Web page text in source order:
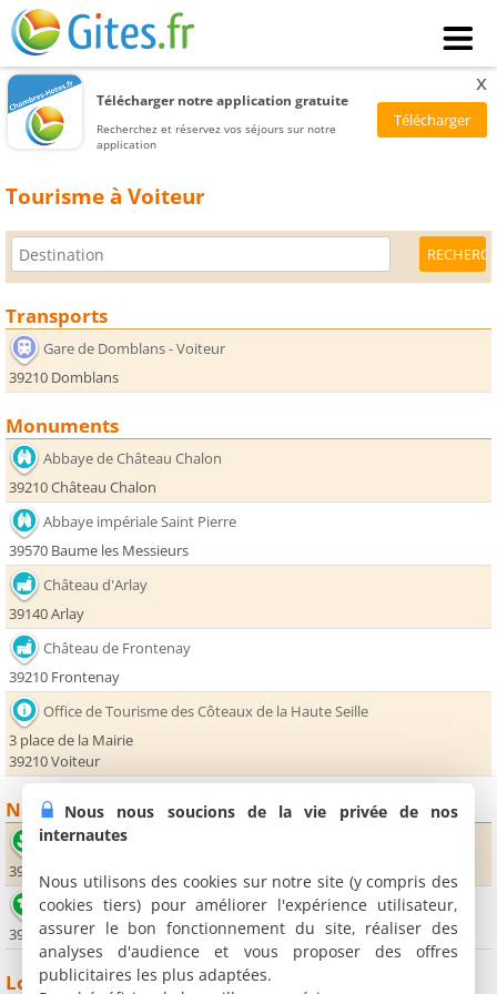
Télécharger notre application gratuite
Recherchez et réservez vos séjours sur notre
application
x
Tourisme à Voiteur
Transports
Gare de Domblans - Voiteur
39210 Domblans
Monuments
Abbaye de Château Chalon
39210 Château Chalon
Abbaye impériale Saint Pierre
39570 Baume les Messieurs
Château d'Arlay
39140 Arlay
Château de Frontenay
39210 Frontenay
Office de Tourisme des Côteaux de la Haute Seille
3 place de la Mairie
39210 Voiteur
Nature
Reculée de Baume
39210 Baume-les-Messieurs
Cascade des Tufs
39210 Baume-les-Messieurs
Loisirs
Nous nous soucions de la vie privée de nos
internautes
Nous utilisons des cookies sur notre site (y compris des
cookies tiers) pour améliorer l'expérience utilisateur,
assurer le bon fonctionnement du site, réaliser des
analyses d'audience et vous proposer des offres
publicitaires les plus adaptées.